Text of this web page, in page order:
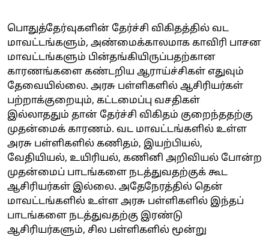
பொதுத்தேர்வுகளின் தேர்ச்சி விகிதத்தில் வட
மாவட்டங்களும், அண்மைக்காலமாக காவிரி பாசன
மாவட்டங்களும் பின்தங்கியிருப்பதற்கான
காரணங்களை கண்டறிய ஆராய்ச்சிகள் எதுவும்
தேவையில்லை. அரசு பள்ளிகளில் ஆசிரியர்கள்
பற்றாக்குறையும், கட்டமைப்பு வசதிகள்
இல்லாததும் தான் தேர்ச்சி விகிதம் குறைந்ததற்கு
முதன்மைக் காரணம். வட மாவட்டங்களில் உள்ள
அரசு பள்ளிகளில் கணிதம், இயற்பியல்,
வேதியியல், உயிரியல், கணினி அறிவியல் போன்ற
முதன்மைப் பாடங்களை நடத்துவதற்குக் கூட
ஆசிரியர்கள் இல்லை. அதேநேரத்தில் தென்
மாவட்டங்களில் உள்ள அரசு பள்ளிகளில் இந்தப்
பாடங்களை நடத்துவதற்கு இரண்டு
ஆசிரியர்களும், சில பள்ளிகளில் மூன்று